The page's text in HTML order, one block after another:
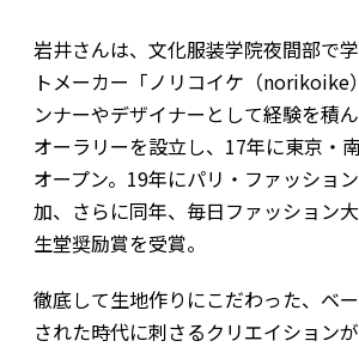
岩井さんは、文化服装学院夜間部で
トメーカー「ノリコイケ（norikoike
ンナーやデザイナーとして経験を積
オーラリーを設立し、17年に東京・
オープン。19年にパリ・ファッショ
加、さらに同年、毎日ファッション
生堂奨励賞を受賞。
徹底して生地作りにこだわった、ベ
された時代に刺さるクリエイション